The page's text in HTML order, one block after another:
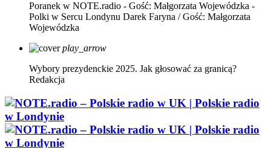
Poranek w NOTE.radio - Gość: Małgorzata Wojewódzka -
Polki w Sercu Londynu Darek Faryna / Gość: Małgorzata
Wojewódzka
play_arrow
Wybory prezydenckie 2025. Jak głosować za granicą?
Redakcja